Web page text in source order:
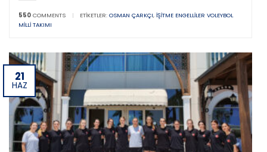
550 COMMENTS | ETIKETLER: OSMAN ÇARKÇI, İŞITME ENGELLILER VOLEYBOL
MILLI TAKIMI
21
HAZ